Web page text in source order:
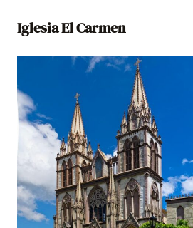
Iglesia El Carmen